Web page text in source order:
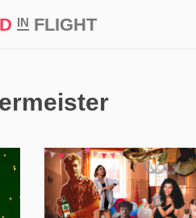
INFLIGHT
4 277